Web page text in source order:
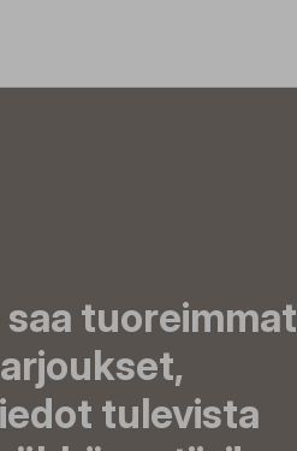
tuoreimmat
tulevista